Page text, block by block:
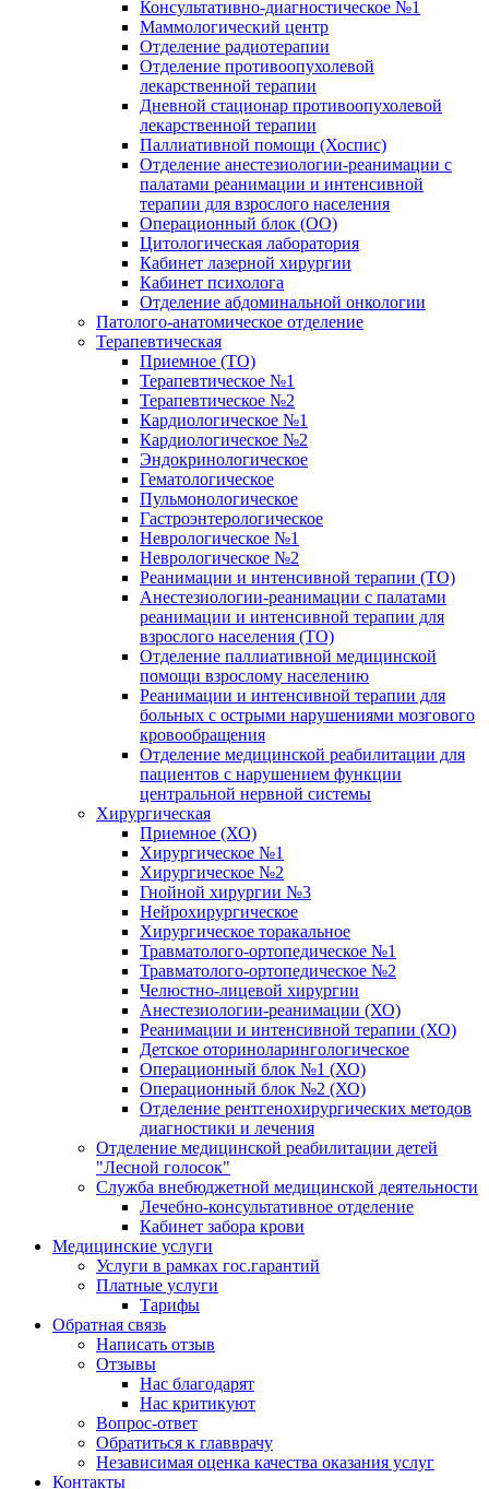
Консультативно-диагностическое №1
Маммологический центр
Отделение радиотерапии
Отделение противоопухолевой
лекарственной терапии
Дневной стационар противоопухолевой
лекарственной терапии
Паллиативной помощи (Хоспис)
Отделение анестезиологии-реанимации с
палатами реанимации и интенсивной
терапии для взрослого населения
Операционный блок (ОО)
Цитологическая лаборатория
Кабинет лазерной хирургии
Кабинет психолога
Отделение абдоминальной онкологии
Патолого-анатомическое отделение
Терапевтическая
Приемное (ТО)
Терапевтическое №1
Терапевтическое №2
Кардиологическое №1
Кардиологическое №2
Эндокринологическое
Гематологическое
Пульмонологическое
Гастроэнтерологическое
Неврологическое №1
Неврологическое №2
Реанимации и интенсивной терапии (ТО)
Анестезиологии-реанимации с палатами
реанимации и интенсивной терапии для
взрослого населения (ТО)
Отделение паллиативной медицинской
помощи взрослому населению
Реанимации и интенсивной терапии для
больных с острыми нарушениями мозгового
кровообращения
Отделение медицинской реабилитации для
пациентов с нарушением функции
центральной нервной системы
Хирургическая
Приемное (ХО)
Хирургическое №1
Хирургическое №2
Гнойной хирургии №3
Нейрохирургическое
Хирургическое торакальное
Травматолого-ортопедическое №1
Травматолого-ортопедическое №2
Челюстно-лицевой хирургии
Анестезиологии-реанимации (ХО)
Реанимации и интенсивной терапии (ХО)
Детское оториноларингологическое
Операционный блок №1 (ХО)
Операционный блок №2 (ХО)
Отделение рентгенохирургических методов
диагностики и лечения
Отделение медицинской реабилитации детей
"Лесной голосок"
Служба внебюджетной медицинской деятельности
Лечебно-консультативное отделение
Кабинет забора крови
Медицинские услуги
Услуги в рамках гос.гарантий
Платные услуги
Тарифы
Обратная связь
Написать отзыв
Отзывы
Нас благодарят
Нас критикуют
Вопрос-ответ
Обратиться к главврачу
Независимая оценка качества оказания услуг
Контакты